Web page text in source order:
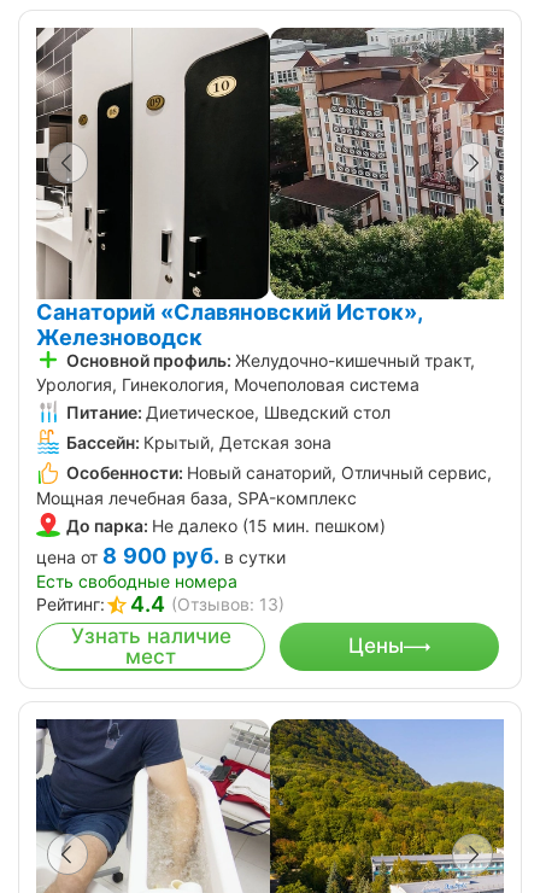
Санаторий «Славяновский Исток»,
Железноводск
Основной профиль: Желудочно-кишечный тракт,
Урология, Гинекология, Мочеполовая система
Питание: Диетическое, Шведский стол
Бассейн: Крытый, Детская зона
Особенности: Новый санаторий, Отличный сервис,
Мощная лечебная база, SPA-комплекс
До парка: Не далеко (15 мин. пешком)
цена от 8 900 руб. в сутки
Есть свободные номера
Рейтинг:
4.4 (Отзывов: 13)
Узнать наличие
мест
Цены